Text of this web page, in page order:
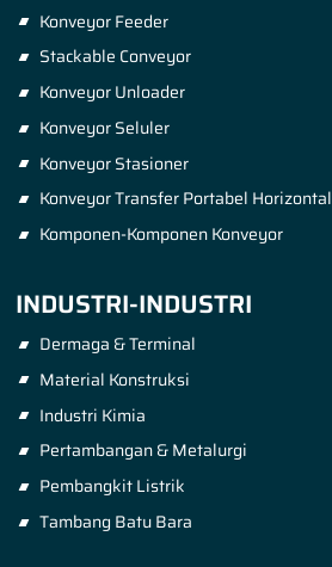
Konveyor Feeder
Stackable Conveyor
Konveyor Unloader
Konveyor Seluler
Konveyor Stasioner
Konveyor Transfer Portabel Horizontal
Komponen-Komponen Konveyor
INDUSTRI-INDUSTRI
Dermaga & Terminal
Material Konstruksi
Industri Kimia
Pertambangan & Metalurgi
Pembangkit Listrik
Tambang Batu Bara